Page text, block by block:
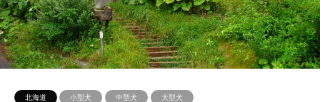
北海道 小型犬 中型犬 大型犬